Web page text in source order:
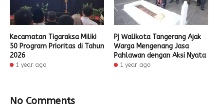
Kecamatan Tigaraksa Miliki
50 Program Prioritas di Tahun
2026
1 year ago
Pj Walikota Tangerang Ajak
Warga Mengenang Jasa
Pahlawan dengan Aksi Nyata
1 year ago
No Comments